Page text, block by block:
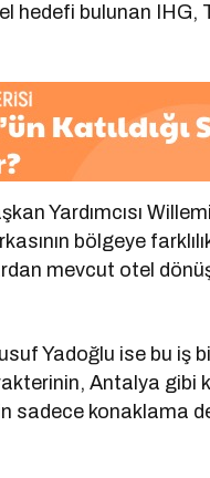
hedefi bulunan IHG,
Yardımcısı
bölgeye
mevcut otel
Yadoğlu ise bu iş
Antalya
sadece konaklama